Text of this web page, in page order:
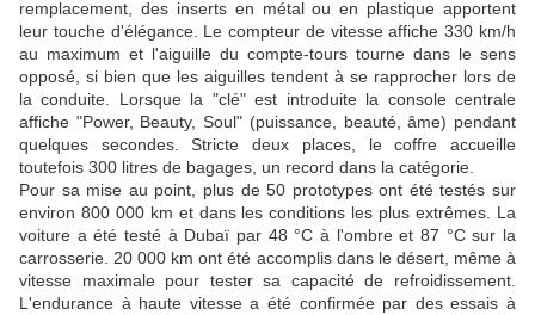
remplacement, des inserts en métal ou en plastique apportent
leur touche d'élégance. Le compteur de vitesse affiche 330 km/h
au maximum et l'aiguille du compte-tours tourne dans le sens
opposé, si bien que les aiguilles tendent à se rapprocher lors de
la conduite. Lorsque la "clé" est introduite la console centrale
affiche "Power, Beauty, Soul" (puissance, beauté, âme) pendant
quelques secondes. Stricte deux places, le coffre accueille
toutefois 300 litres de bagages, un record dans la catégorie.
Pour sa mise au point, plus de 50 prototypes ont été testés sur
environ 800 000 km et dans les conditions les plus extrêmes. La
voiture a été testé à Dubaï par 48 °C à l'ombre et 87 °C sur la
carrosserie. 20 000 km ont été accomplis dans le désert, même à
vitesse maximale pour tester sa capacité de refroidissement.
L'endurance à haute vitesse a été confirmée par des essais à